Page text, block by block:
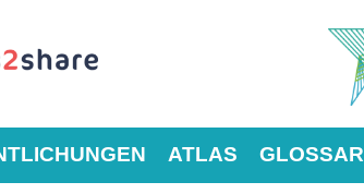
ATLAS GLOSSAR